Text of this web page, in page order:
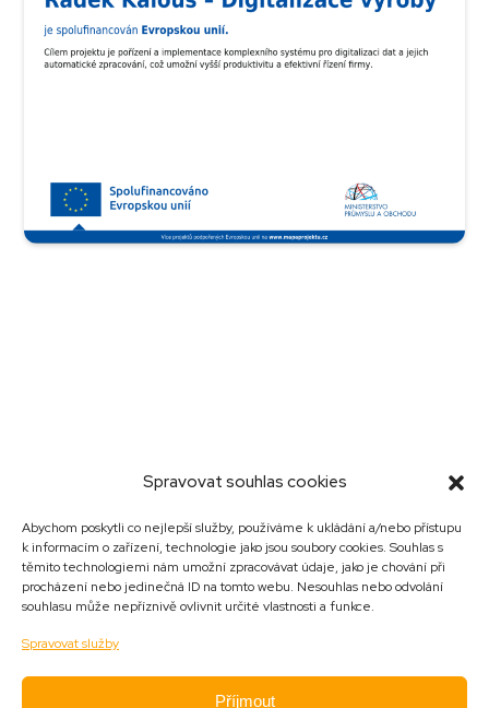
Spravovat souhlas cookies
Abychom poskytli co nejlepší služby, používáme k ukládání a/nebo přístupu
k informacím o zařízení, technologie jako jsou soubory cookies. Souhlas s
těmito technologiemi nám umožní zpracovávat údaje, jako je chování při
procházení nebo jedinečná ID na tomto webu. Nesouhlas nebo odvolání
souhlasu může nepříznivě ovlivnit určité vlastnosti a funkce.
Spravovat služby
Příjmout
ELcab © 2026